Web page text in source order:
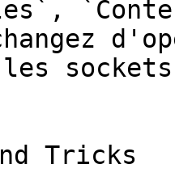
les
Tricks